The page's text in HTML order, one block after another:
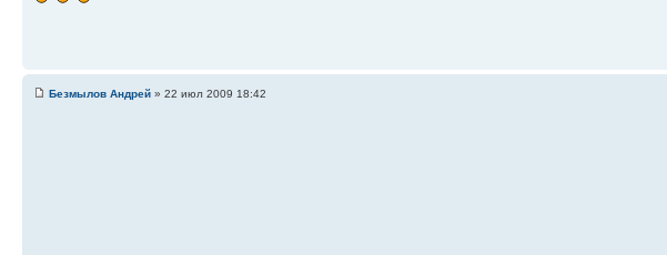
Безмылов Андрей » 22 июл 2009 18:42